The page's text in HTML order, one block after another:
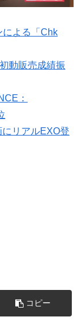
による「Chk
動販売成績振
：
リアルEXO登
コピー